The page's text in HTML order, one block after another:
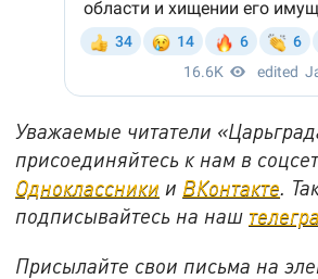
Уважаемые читатели
присоединяйтесь к нам в
Одноклассники и ВКонтакте.
подписывайтесь на наш
Присылайте свои письма на